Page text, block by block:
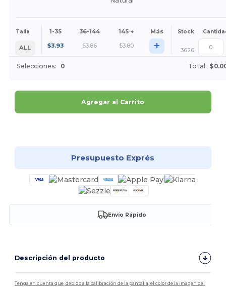
Talla 1-35 36-144 145 + Más Stock
ALL $3.93 $3.86 $3.80 + 3626
Selecciones: 0 Total:
Agregar al Carrito
Presupuesto Exprés
Envío Rápido
Descripción del producto
Tenga en cuenta que, debido a la calibración de la pantalla, el color de la imagen del